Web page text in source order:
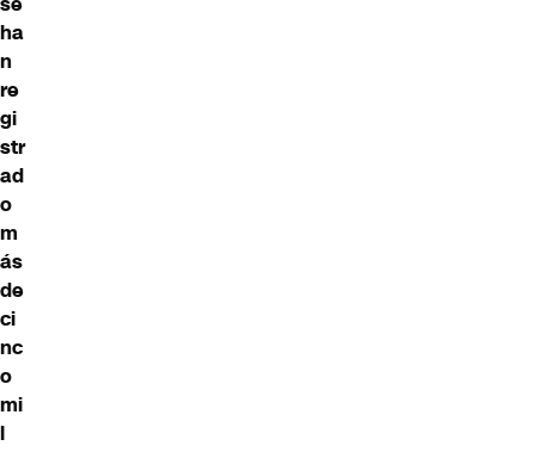
ha
n
re
gi
str
ad
o
m
ás
de
ci
nc
o
mi
l